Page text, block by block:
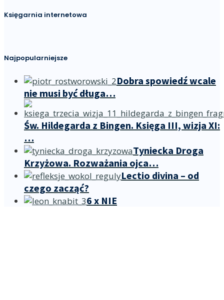
Księgarnia internetowa
Najpopularniejsze
Dobra spowiedź wcale
nie musi być długa…
Św. Hildegarda z Bingen. Księga III, wizja XI:
…
Tyniecka Droga
Krzyżowa. Rozważania ojca…
Lectio divina – od
czego zacząć?
6 x NIE